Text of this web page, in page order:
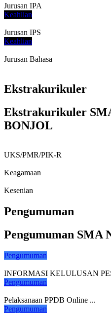
Jurusan IPA
Keahlian
Jurusan IPS
Keahlian
Jurusan Bahasa
Ekstrakurikuler
Ekstrakurikuler
BONJOL
UKS/PMR/PIK-R
Keagamaan
Kesenian
Pengumuman
Pengumuman SMA
Pengumuman
INFORMASI KELULUSAN
Pengumuman
Pelaksanaan PPDB Online ...
Pengumuman